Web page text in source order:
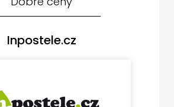
Inpostele.cz